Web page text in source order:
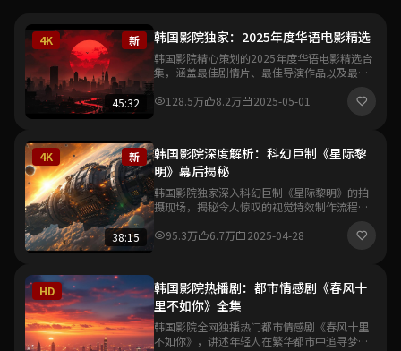
4K 新
45:32
韩国影院独家：2025年度华语电影精选
韩国影院精心策划的2025年度华语电影精选合
集，涵盖最佳剧情片、最佳导演作品以及最具
最新风向与创作趋势。
128.5万 8.2万 2025-05-01
4K 新
38:15
韩国影院深度解析：科幻巨制《星际黎
明》幕后揭秘
韩国影院独家深入科幻巨制《星际黎明》的拍
摄现场，揭秘令人惊叹的视觉特效制作流程与
化的全新里程碑。
95.3万 6.7万 2025-04-28
HD
韩国影院热播剧：都市情感剧《春风十
里不如你》全集
韩国影院全网独播热门都市情感剧《春风十里
不如你》，讲述年轻人在繁华都市中追寻梦想